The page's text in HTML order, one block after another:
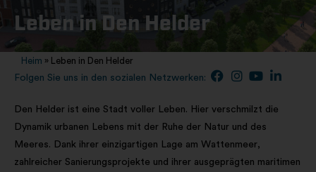
Leben in Den Helder
Leben in Den Helder
Heim » Leben in Den Helder
Folgen Sie uns in den sozialen Netzwerken:
Den Helder ist eine Stadt voller Leben. Hier verschmilzt die
Dynamik urbanen Lebens mit der Ruhe der Natur und des
Meeres. Dank ihrer einzigartigen Lage am Wattenmeer,
zahlreicher Sanierungsprojekte und ihrer ausgeprägten maritimen